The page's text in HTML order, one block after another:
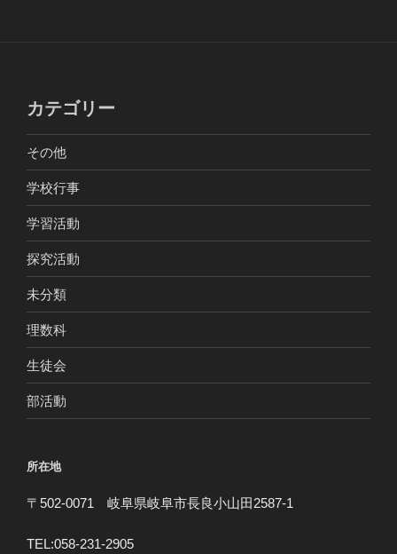
カテゴリー
その他
学校行事
学習活動
探究活動
未分類
理数科
生徒会
部活動
所在地
〒502-0071 岐阜県岐阜市長良小山田2587-1
TEL:058-231-2905